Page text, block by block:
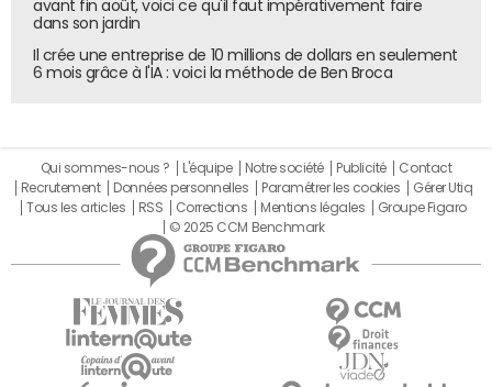
avant fin août, voici ce qu'il faut impérativement faire
dans son jardin
Il crée une entreprise de 10 millions de dollars en seulement
6 mois grâce à l'IA : voici la méthode de Ben Broca
Qui sommes-nous ? L'équipe Notre société Publicité
Contact
Recrutement
Données personnelles Paramétrer les cookies
Gérer Utiq
Tous les articles
RSS Corrections Mentions légales
Groupe Figaro
© 2025 CCM Benchmark